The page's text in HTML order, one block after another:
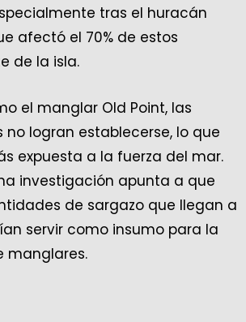
tras el huracán
afectó el 70% de estos
de la isla.
el manglar Old Point, las
no logran establecerse, lo que
expuesta a la fuerza del mar.
investigación apunta a que
de sargazo que llegan a
servir como insumo para la
manglares.